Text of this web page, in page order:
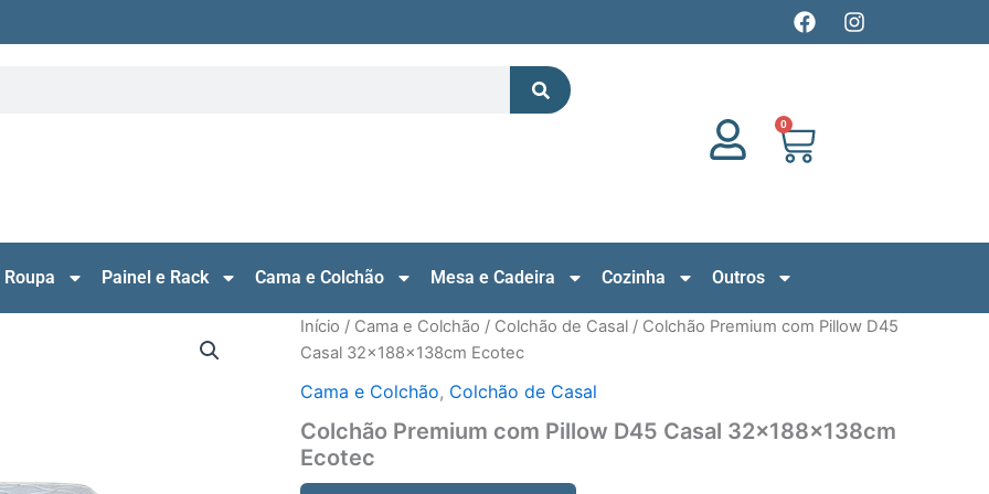
F
a
o
k
I
n
Search
0
Cart
Painel e Rack Cama e Colchão Mesa e Cadeira Cozinha Outros
Início / Cama e Colchão / Colchão de Casal / Colchão Premium com Pillow D45
Casal 32x188x138cm Ecotec
Cama e Colchão, Colchão de Casal
Colchão Premium com Pillow D45 Casal 32x188x138cm
Ecotec